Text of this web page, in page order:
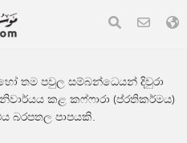
තම පවුල සම්බන්ධෙයන් දිවුරා
කළ කෆ්ෆාරා (ප්රතිකර්මය)
බරපතල පාපයකි.